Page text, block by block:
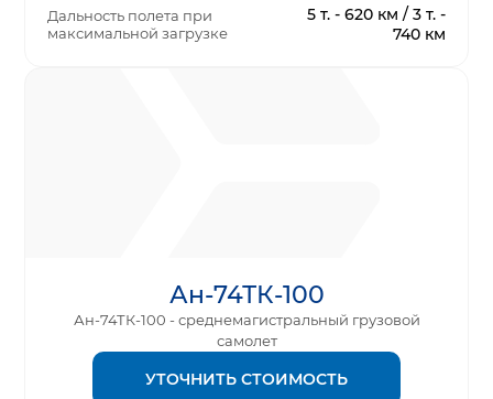
Дальность полета при
максимальной загрузке
5 т. - 620 км / 3 т. -
740 км
Ан-74ТК-100
Ан-74ТК-100 - среднемагистральный грузовой
самолет
УТОЧНИТЬ СТОИМОСТЬ